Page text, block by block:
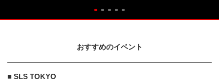
おすすめのイベント
■ SLS TOKYO